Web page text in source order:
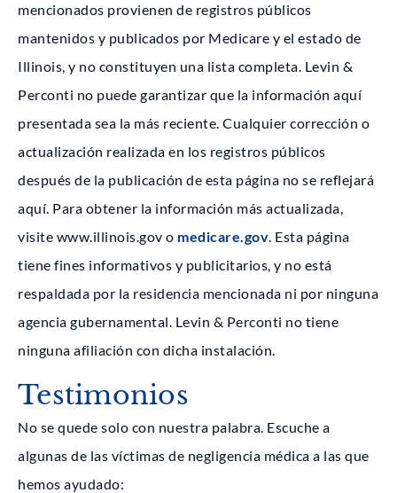
mencionados provienen de registros públicos
mantenidos y publicados por Medicare y el estado de
Illinois, y no constituyen una lista completa. Levin &
Perconti no puede garantizar que la información aquí
presentada sea la más reciente. Cualquier corrección o
actualización realizada en los registros públicos
después de la publicación de esta página no se reflejará
aquí. Para obtener la información más actualizada,
visite www.illinois.gov o medicare.gov. Esta página
tiene fines informativos y publicitarios, y no está
respaldada por la residencia mencionada ni por ninguna
agencia gubernamental. Levin & Perconti no tiene
ninguna afiliación con dicha instalación.
Testimonios
No se quede solo con nuestra palabra. Escuche a
algunas de las víctimas de negligencia médica a las que
hemos ayudado: